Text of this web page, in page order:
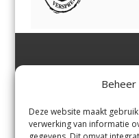
Deze website maakt
verwerking van informatie
Margadantstraat 34
0255-533900
info@jutter.nlof
st.nl